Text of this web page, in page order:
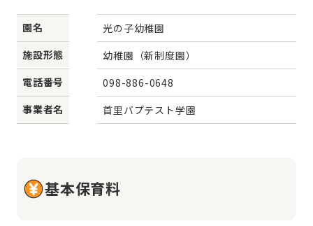
園名
光の子幼稚園
施設形態
幼稚園（新制度園）
電話番号
098-886-0648
事業者名
首里バプテスト学園
基本保育料